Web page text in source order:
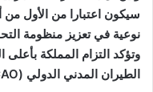
سيكون اعتبارا من الأول
نوعية في تعزيز منظومة
وتؤكد التزام المملكة بأعلى
الطيران المدني الدولي (ICAO).